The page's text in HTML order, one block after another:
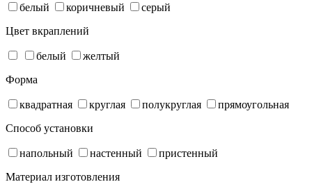
белый коричневый
серый
Цвет вкраплений
белый
желтый
Форма
квадратная круглая полукруглая
прямоугольная
Способ установки
напольный настенный
пристенный
Материал изготовления